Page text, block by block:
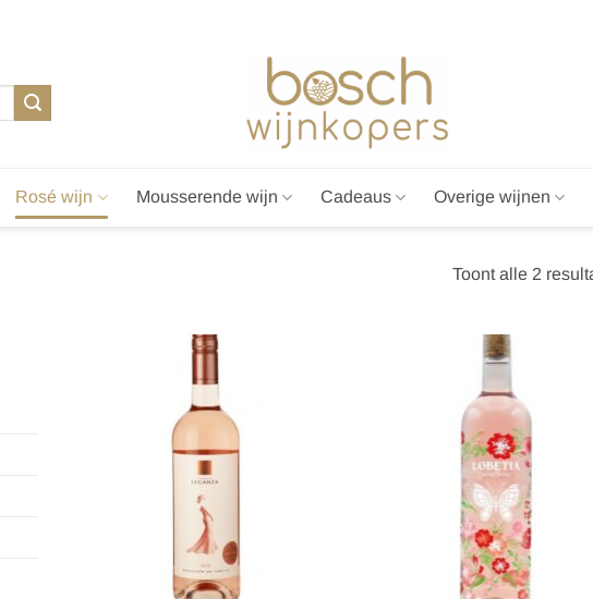
Rosé wijn Mousserende wijn Cadeaus Overige wijnen
Toont alle 2